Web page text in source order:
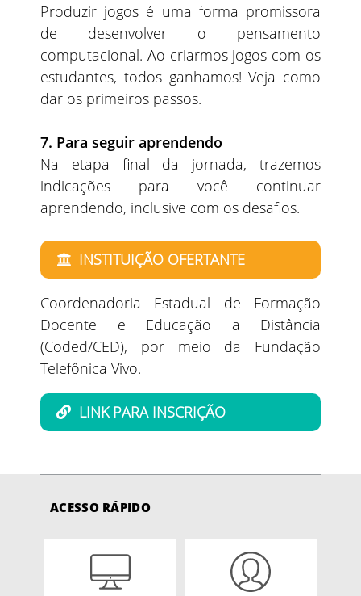
Produzir jogos é uma forma promissora
de desenvolver o pensamento
computacional. Ao criarmos jogos com os
estudantes, todos ganhamos! Veja como
dar os primeiros passos.
7. Para seguir aprendendo
Na etapa final da jornada, trazemos
indicações para você continuar
aprendendo, inclusive com os desafios.
INSTITUIÇÃO OFERTANTE
Coordenadoria Estadual de Formação
Docente e Educação a Distância
(Coded/CED), por meio da Fundação
Telefônica Vivo.
LINK PARA INSCRIÇÃO
ACESSO RÁPIDO